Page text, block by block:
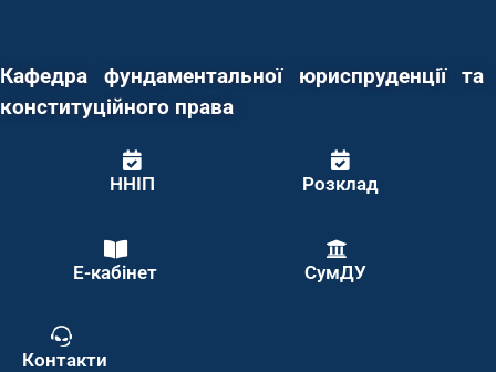
Кафедра фундаментальної юриспруденції та
конституційного права
ННІП Розклад
Е-кабінет СумДУ
Контакти